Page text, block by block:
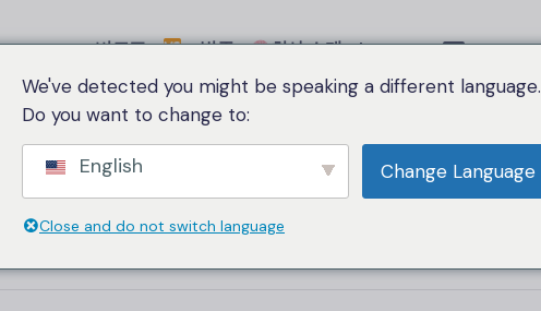
비교표 범주 회사 소개 Language
We've detected you might be speaking a different language.
Do you want to change to:
English Change Language
Close and do not switch language